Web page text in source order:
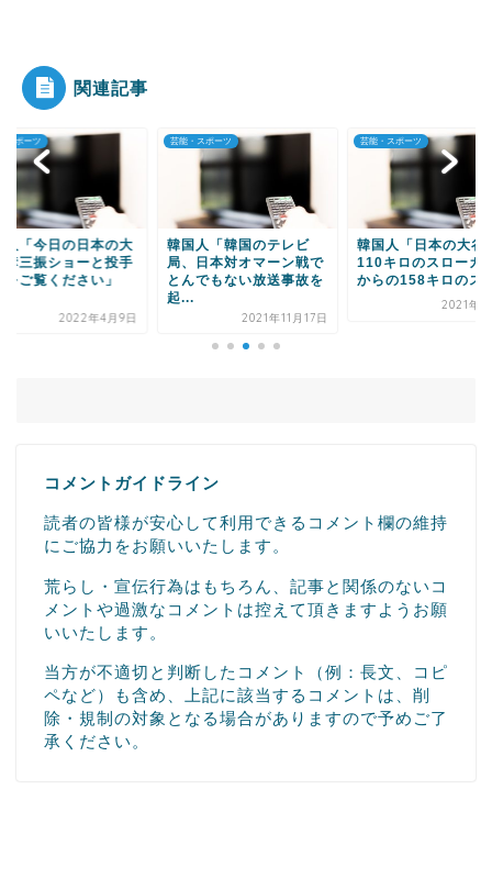
Powered by livedoor 相互RSS
関連記事
スポーツ
人「今日の日本の大
奪三振ショーと投手
をご覧ください」
2022年4月9日
芸能・スポーツ
韓国人「韓国のテレビ
局、日本対オマーン戦で
とんでもない放送事故を
起...
2021年11月17日
芸能・スポーツ
韓国人「日本の大谷
110キロのスローカ
からの158キロのス
2021年7
コメントガイドライン
読者の皆様が安心して利用できるコメント欄の維持
にご協力をお願いいたします。
荒らし・宣伝行為はもちろん、記事と関係のないコ
メントや過激なコメントは控えて頂きますようお願
いいたします。
当方が不適切と判断したコメント（例：長文、コピ
ペなど）も含め、上記に該当するコメントは、削
除・規制の対象となる場合がありますので予めご了
承ください。